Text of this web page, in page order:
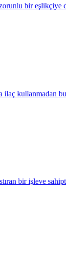
bir eşlikçiye
ilaç kullanmadan
bir işleve